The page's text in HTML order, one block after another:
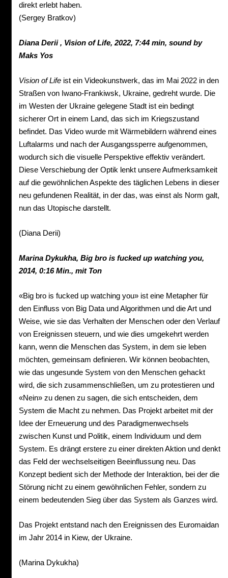
direkt erlebt haben.
(Sergey Bratkov)
Diana Derii , Vision of Life, 2022, 7:44 min, sound by
Maks Yos
Vision of Life ist ein Videokunstwerk, das im Mai 2022 in den
Straßen von Iwano-Frankiwsk, Ukraine, gedreht wurde. Die
im Westen der Ukraine gelegene Stadt ist ein bedingt
sicherer Ort in einem Land, das sich im Kriegszustand
befindet. Das Video wurde mit Wärmebildern während eines
Luftalarms und nach der Ausgangssperre aufgenommen,
wodurch sich die visuelle Perspektive effektiv verändert.
Diese Verschiebung der Optik lenkt unsere Aufmerksamkeit
auf die gewöhnlichen Aspekte des täglichen Lebens in dieser
neu gefundenen Realität, in der das, was einst als Norm galt,
nun das Utopische darstellt.
(Diana Derii)
Marina Dykukha, Big bro is fucked up watching you,
2014, 0:16 Min., mit Ton
«Big bro is fucked up watching you» ist eine Metapher für
den Einfluss von Big Data und Algorithmen und die Art und
Weise, wie sie das Verhalten der Menschen oder den Verlauf
von Ereignissen steuern, und wie dies umgekehrt werden
kann, wenn die Menschen das System, in dem sie leben
möchten, gemeinsam definieren. Wir können beobachten,
wie das ungesunde System von den Menschen gehackt
wird, die sich zusammenschließen, um zu protestieren und
«Nein» zu denen zu sagen, die sich entscheiden, dem
System die Macht zu nehmen. Das Projekt arbeitet mit der
Idee der Erneuerung und des Paradigmenwechsels
zwischen Kunst und Politik, einem Individuum und dem
System. Es drängt erstere zu einer direkten Aktion und denkt
das Feld der wechselseitigen Beeinflussung neu. Das
Konzept bedient sich der Methode der Interaktion, bei der die
Störung nicht zu einem gewöhnlichen Fehler, sondern zu
einem bedeutenden Sieg über das System als Ganzes wird.
Das Projekt entstand nach den Ereignissen des Euromaidan
im Jahr 2014 in Kiew, der Ukraine.
(Marina Dykukha)